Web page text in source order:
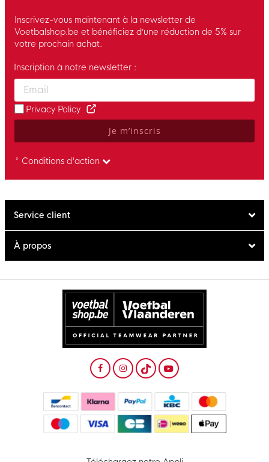
Inscrivez-vous maintenant à la newsletter de
Voetbalshop.be et bénéficiez d’une réduction de 5% sur
votre prochain achat.
Enter your email and accept the privacy policy to subscribe to
Inscription à notre newsletter :
Privacy Policy
Je m’inscris
* Conditions d'action
Service client
À propos